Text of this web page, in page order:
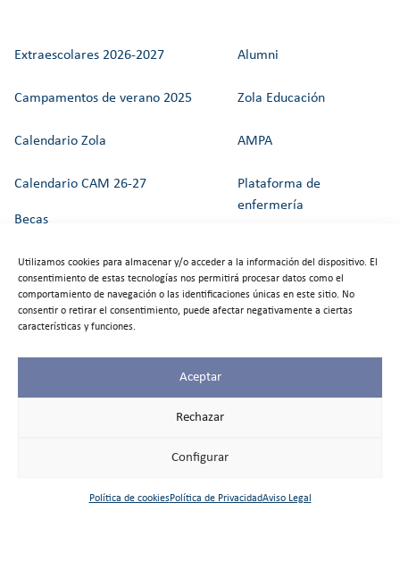
Utilizamos cookies para almacenar y/o acceder a la información del dispositivo. El
consentimiento de estas tecnologías nos permitirá procesar datos como el
comportamiento de navegación o las identificaciones únicas en este sitio. No
consentir o retirar el consentimiento, puede afectar negativamente a ciertas
características y funciones.
Aceptar
Rechazar
Configurar
Política de cookiesPolítica de PrivacidadAviso Legal
Extraescolares 2026-2027
Campamentos de verano 2025
Calendario Zola
Calendario CAM 26-27
Becas
Ayudas proyecto fotovoltaicas
Alexia
Alumni
Zola Educación
AMPA
Plataforma de
enfermería
Alumnos propuestos a
Mención de Honor y
Aprovechamiento
L-V de 9h a 16h45